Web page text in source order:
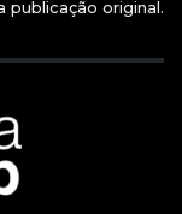
publicação original.